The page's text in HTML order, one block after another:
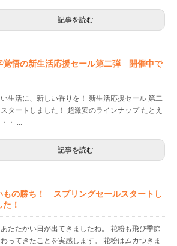
記事を読む
覚悟の新生活応援セール第二弾 開催中で
生活に、新しい香りを！ 新生活応援セール 第二
タートしました！ 超激安のラインナップ たとえ
・ ...
記事を読む
もの勝ち！ スプリングセールスタートし
た！
たたかい日が出てきましたね。 花粉も飛び季節
ってきたことを実感します。 花粉はムカつきま